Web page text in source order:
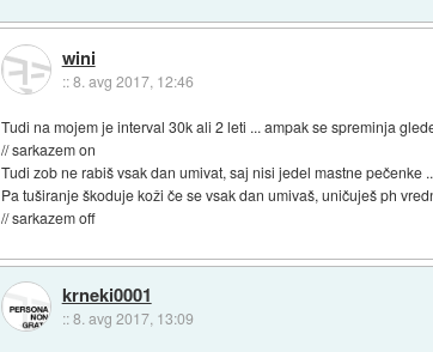
wini
::8. avg 2017, 12:46
Tudi na mojem je interval 30k ali 2 leti ... ampak se spreminja
// sarkazem on
Tudi zob ne rabiš vsak dan umivat, saj nisi jedel mastne pečenke
Pa tuširanje škoduje koži če se vsak dan umivaš, uničuješ ph
// sarkazem off
krneki0001
::8. avg 2017, 13:09